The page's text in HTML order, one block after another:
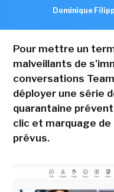
Dominique
Pour mettre un
malveillants de
conversations
déployer une série
quarantaine
clic et marquage
prévus.